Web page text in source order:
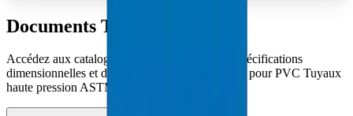
Documents Techniques
Accédez aux catalogues techniques complets, spécifications
dimensionnelles et documentation de conformité pour PVC Tuyaux
haute pression ASTM D 2241.